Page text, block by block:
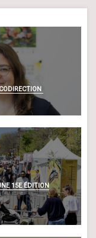
15E ÉDITION